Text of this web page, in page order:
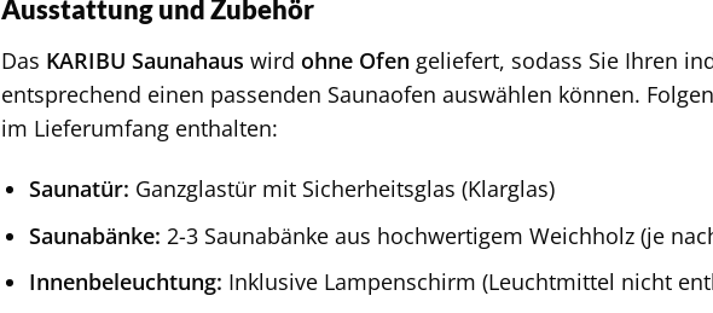
Ausstattung und Zubehör
Das KARIBU Saunahaus wird ohne Ofen geliefert, sodass Sie Ihren
entsprechend einen passenden Saunaofen auswählen können.
im Lieferumfang enthalten:
Saunatür: Ganzglastür mit Sicherheitsglas (Klarglas)
Saunabänke: 2-3 Saunabänke aus hochwertigem Weichholz (je
Innenbeleuchtung: Inklusive Lampenschirm (Leuchtmittel nicht